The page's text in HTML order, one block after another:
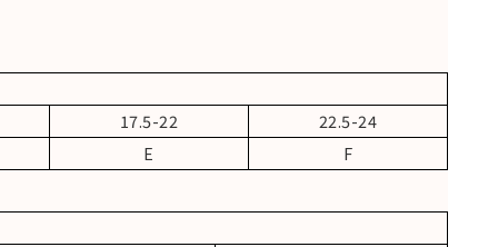
17.5-22
22.5-24
E
F